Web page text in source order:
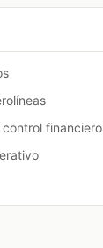
financiero